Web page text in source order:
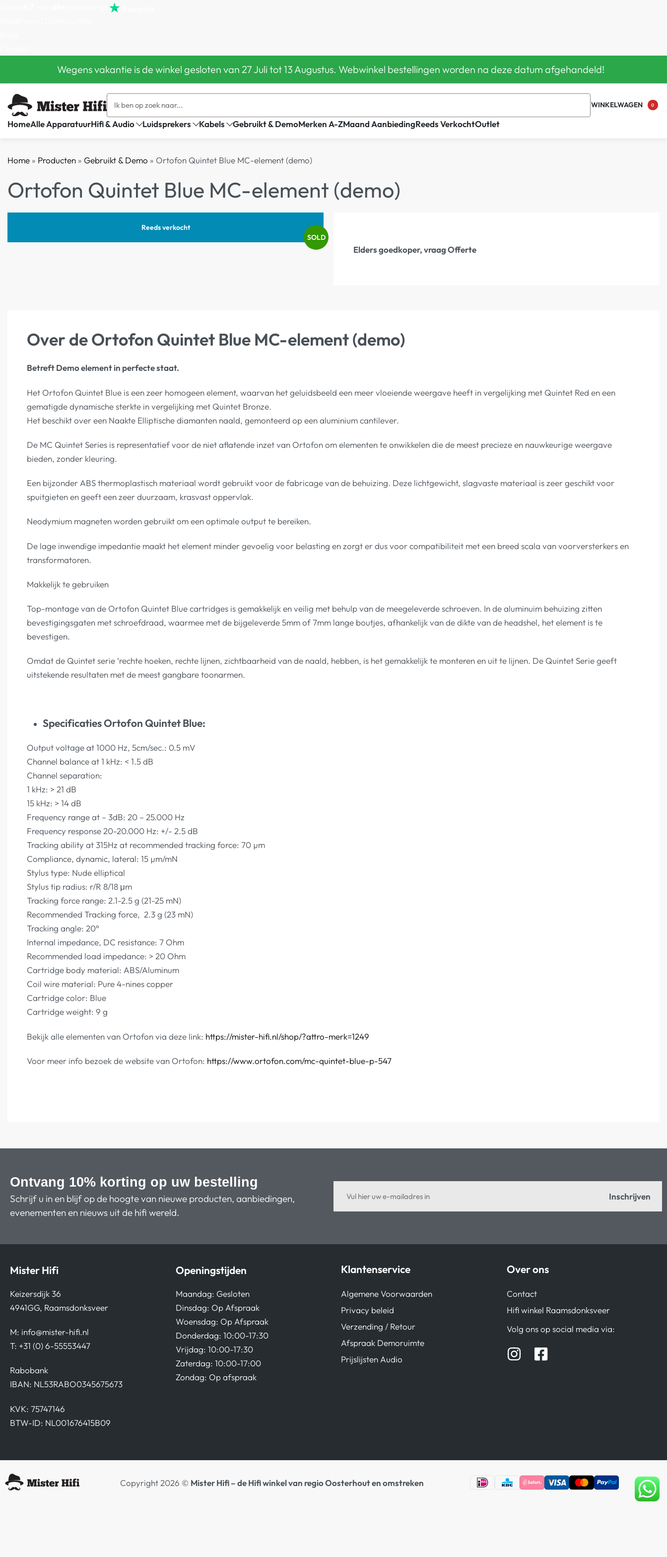
Wegens vakantie is de winkel gesloten van 27 Juli tot 13 Augustus. Webwinkel bestellingen worden na deze datum afgehandeld!
WINKELWAGEN 0
HomeAlle ApparatuurHifi & Audio Luidsprekers Kabels Gebruikt & DemoMerken A-ZMaand AanbiedingReeds VerkochtOutlet
Home » Producten » Gebruikt & Demo » Ortofon Quintet Blue MC-element (demo)
Ortofon Quintet Blue MC-element (demo)
Reeds verkocht
SOLD
Elders goedkoper, vraag Offerte
Over de Ortofon Quintet Blue MC-element (demo)
Betreft Demo element in perfecte staat.
Het Ortofon Quintet Blue is een zeer homogeen element, waarvan het geluidsbeeld een meer vloeiende weergave heeft in vergelijking met Quintet Red en een
gematigde dynamische sterkte in vergelijking met Quintet Bronze.
Het beschikt over een Naakte Elliptische diamanten naald, gemonteerd op een aluminium cantilever.
De MC Quintet Series is representatief voor de niet aflatende inzet van Ortofon om elementen te onwikkelen die de meest precieze en nauwkeurige weergave
bieden, zonder kleuring.
Een bijzonder ABS thermoplastisch materiaal wordt gebruikt voor de fabricage van de behuizing. Deze lichtgewicht, slagvaste materiaal is zeer geschikt voor
spuitgieten en geeft een zeer duurzaam, krasvast oppervlak.
Neodymium magneten worden gebruikt om een ​​optimale output te bereiken.
De lage inwendige impedantie maakt het element minder gevoelig voor belasting en zorgt er dus voor compatibiliteit met een breed scala van voorversterkers en
transformatoren.
Makkelijk te gebruiken
Top-montage van de Ortofon Quintet Blue cartridges is gemakkelijk en veilig met behulp van de meegeleverde schroeven. In de aluminuim behuizing zitten
bevestigingsgaten met schroefdraad, waarmee met de bijgeleverde 5mm of 7mm lange boutjes, afhankelijk van de dikte van de headshel, het element is te
bevestigen.
Omdat de Quintet serie ‘rechte hoeken, rechte lijnen, zichtbaarheid van de naald, hebben, is het gemakkelijk te monteren en uit te lijnen. De Quintet Serie geeft
uitstekende resultaten met de meest gangbare toonarmen.
Specificaties Ortofon Quintet Blue:
Output voltage at 1000 Hz, 5cm/sec.: 0.5 mV
Channel balance at 1 kHz: < 1.5 dB
Channel separation:
1 kHz: > 21 dB
15 kHz: > 14 dB
Frequency range at – 3dB: 20 – 25.000 Hz
Frequency response 20-20.000 Hz: +/- 2.5 dB
Tracking ability at 315Hz at recommended tracking force: 70 µm
Compliance, dynamic, lateral: 15 µm/mN
Stylus type: Nude elliptical
Stylus tip radius: r/R 8/18 μm
Tracking force range: 2.1-2.5 g (21-25 mN)
Recommended Tracking force, 2.3 g (23 mN)
Tracking angle: 20°
Internal impedance, DC resistance: 7 Ohm
Recommended load impedance: > 20 Ohm
Cartridge body material: ABS/Aluminum
Coil wire material: Pure 4-nines copper
Cartridge color: Blue
Cartridge weight: 9 g
Bekijk alle elementen van Ortofon via deze link: https://mister-hifi.nl/shop/?attro-merk=1249
Voor meer info bezoek de website van Ortofon: https://www.ortofon.com/mc-quintet-blue-p-547
Ontvang 10% korting op uw bestelling
Schrijf u in en blijf op de hoogte van nieuwe producten, aanbiedingen,
evenementen en nieuws uit de hifi wereld.
Inschrijven
Mister Hifi
Keizersdijk 36
4941GG, Raamsdonksveer
M: info@mister-hifi.nl
T: +31 (0) 6-55553447
Rabobank
IBAN: NL53RABO0345675673
KVK: 75747146
BTW-ID: NL001676415B09
Openingstijden
Maandag: Gesloten
Dinsdag: Op Afspraak
Woensdag: Op Afspraak
Donderdag: 10:00-17:30
Vrijdag: 10:00-17:30
Zaterdag: 10:00-17:00
Zondag: Op afspraak
Klantenservice
Algemene Voorwaarden
Privacy beleid
Verzending / Retour
Afspraak Demoruimte
Prijslijsten Audio
Over ons
Contact
Hifi winkel Raamsdonksveer
Volg ons op social media via:
Copyright 2026 © Mister Hifi – de Hifi winkel van regio Oosterhout en omstreken